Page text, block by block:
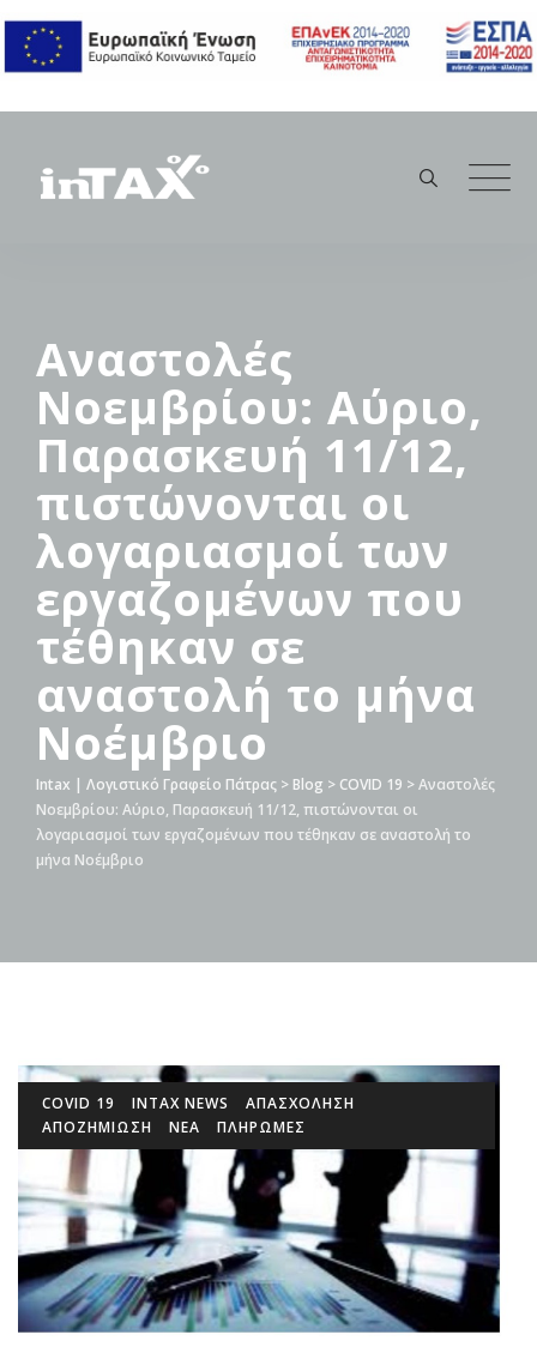
content
Αναστολές
Νοεμβρίου: Αύριο,
Παρασκευή 11/12,
πιστώνονται οι
λογαριασμοί των
εργαζομένων που
τέθηκαν σε
αναστολή το μήνα
Νοέμβριο
Intax | Λογιστικό Γραφείο Πάτρας > Blog > COVID 19 >Αναστολές
Νοεμβρίου: Αύριο, Παρασκευή 11/12, πιστώνονται οι
λογαριασμοί των εργαζομένων που τέθηκαν σε αναστολή το
μήνα Νοέμβριο
COVID 19 INTAX NEWS
ΑΠΑΣΧΟΛΗΣΗ
ΑΠΟΖΗΜΙΩΣΗ
ΝΕΑ ΠΛΗΡΩΜΕΣ